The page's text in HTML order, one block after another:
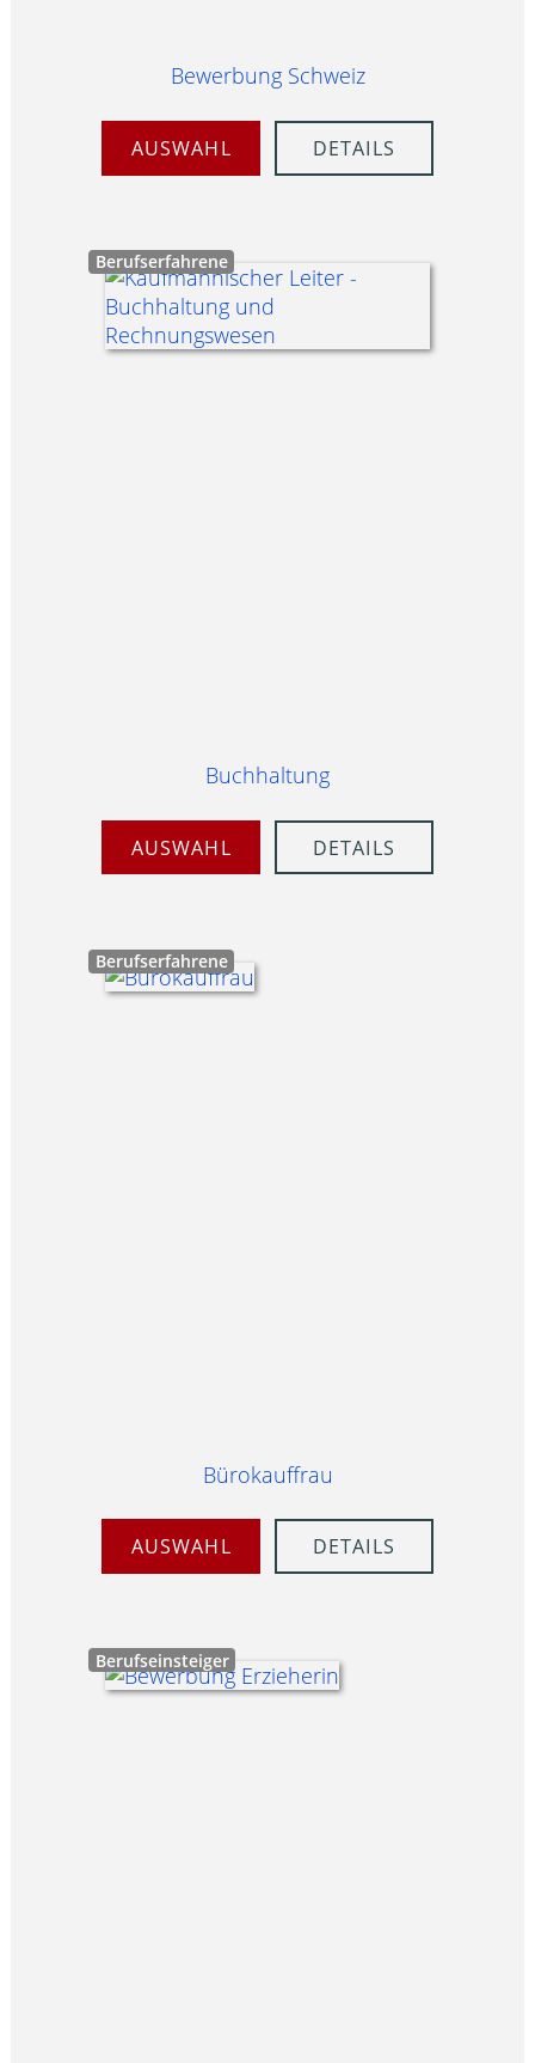
Bewerbung Schweiz
AUSWAHL DETAILS
Berufserfahrene
Buchhaltung
AUSWAHL DETAILS
Berufserfahrene
Bürokauffrau
AUSWAHL DETAILS
Berufseinsteiger